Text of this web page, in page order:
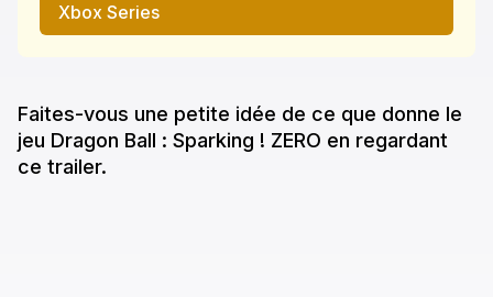
Xbox Series
Faites-vous une petite idée de ce que donne le
jeu Dragon Ball : Sparking ! ZERO en regardant
ce trailer.